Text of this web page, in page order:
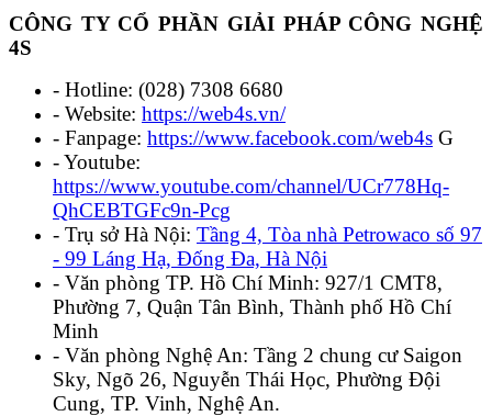
CÔNG TY CỔ PHẦN GIẢI PHÁP CÔNG NGHỆ
4S
- Hotline: (028) 7308 6680
- Website: https://web4s.vn/
- Fanpage: https://www.facebook.com/web4s G
- Youtube:
https://www.youtube.com/channel/UCr778Hq-
QhCEBTGFc9n-Pcg
- Trụ sở Hà Nội: Tầng 4, Tòa nhà Petrowaco số 97
- 99 Láng Hạ, Đống Đa, Hà Nội
- Văn phòng TP. Hồ Chí Minh: 927/1 CMT8,
Phường 7, Quận Tân Bình, Thành phố Hồ Chí
Minh
- Văn phòng Nghệ An: Tầng 2 chung cư Saigon
Sky, Ngõ 26, Nguyễn Thái Học, Phường Đội
Cung, TP. Vinh, Nghệ An.